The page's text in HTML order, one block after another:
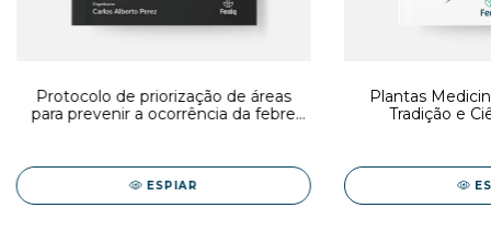
Protocolo de priorização de áreas
para prevenir a ocorrência da febre
ESPIAR
Plantas
Tradição e